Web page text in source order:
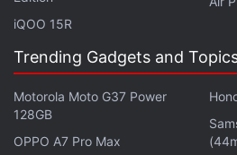
Canva et affiner différents
créer la version finale, au lieu
nouvelles requêtes.
« Vous ne pouvez découvrir le
l'IA que lorsqu'elle est
iQOO 15R
Trending Gadgets and
Motorola Moto G37 Power
128GB
OPPO A7 Pro Max